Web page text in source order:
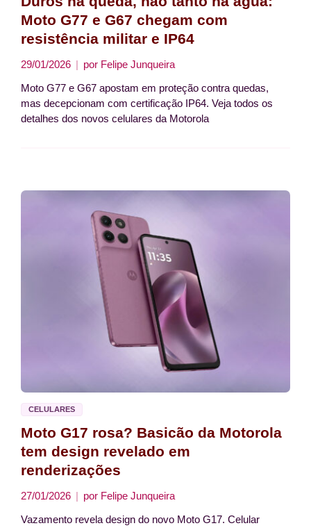
Moto G77 e G67 chegam com
resistência militar e IP64
29/01/2026 por Felipe Junqueira
Moto G77 e G67 apostam em proteção contra quedas,
mas decepcionam com certificação IP64. Veja todos os
detalhes dos novos celulares da Motorola
CELULARES
Moto G17 rosa? Basicão da Motorola
tem design revelado em
renderizações
27/01/2026 por Felipe Junqueira
Vazamento revela design do novo Moto G17. Celular